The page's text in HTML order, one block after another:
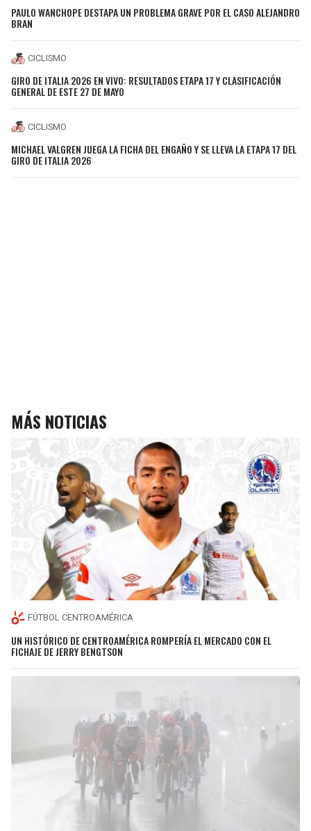
PAULO WANCHOPE DESTAPA UN PROBLEMA GRAVE POR EL CASO ALEJANDRO
BRAN
CICLISMO
GIRO DE ITALIA 2026 EN VIVO: RESULTADOS ETAPA 17 Y CLASIFICACIÓN
GENERAL DE ESTE 27 DE MAYO
CICLISMO
MICHAEL VALGREN JUEGA LA FICHA DEL ENGAÑO Y SE LLEVA LA ETAPA 17 DEL
GIRO DE ITALIA 2026
MÁS NOTICIAS
FÚTBOL CENTROAMÉRICA
UN HISTÓRICO DE CENTROAMÉRICA ROMPERÍA EL MERCADO CON EL
FICHAJE DE JERRY BENGTSON